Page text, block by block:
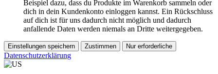
Beispiel dazu, dass du Produkte im Warenkorb sammeln oder
dich in dein Kundenkonto einloggen kannst. Ein Rückschluss
auf dich ist für uns dadurch nicht möglich und dadurch
anfallende Daten werden niemals an Dritte weitergegeben.
Einstellungen speichern Zustimmen Nur erforderliche
Datenschutzerklärung